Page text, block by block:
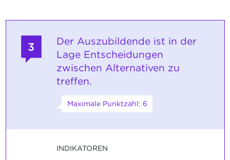
3
Der Auszubildende ist in der
Lage Entscheidungen
zwischen Alternativen zu
treffen.
Maximale Punktzahl: 6
INDIKATOREN